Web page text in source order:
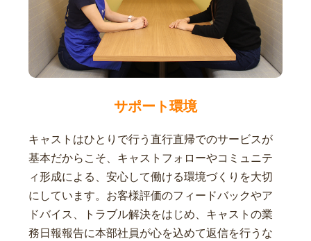
サポート環境
キャストはひとりで行う直行直帰でのサービスが
基本だからこそ、キャストフォローやコミュニテ
ィ形成による、安心して働ける環境づくりを大切
にしています。お客様評価のフィードバックやア
ドバイス、トラブル解決をはじめ、キャストの業
務日報報告に本部社員が心を込めて返信を行うな